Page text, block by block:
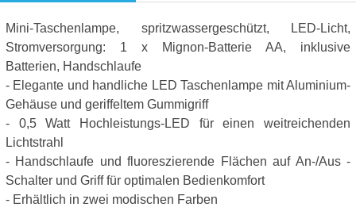
Mini-Taschenlampe, spritzwassergeschützt, LED-Licht,
Stromversorgung: 1 x Mignon-Batterie AA, inklusive
Batterien, Handschlaufe
- Elegante und handliche LED Taschenlampe mit Aluminium-
Gehäuse und geriffeltem Gummigriff
- 0,5 Watt Hochleistungs-LED für einen weitreichenden
Lichtstrahl
- Handschlaufe und fluoreszierende Flächen auf An-/Aus -
Schalter und Griff für optimalen Bedienkomfort
- Erhältlich in zwei modischen Farben